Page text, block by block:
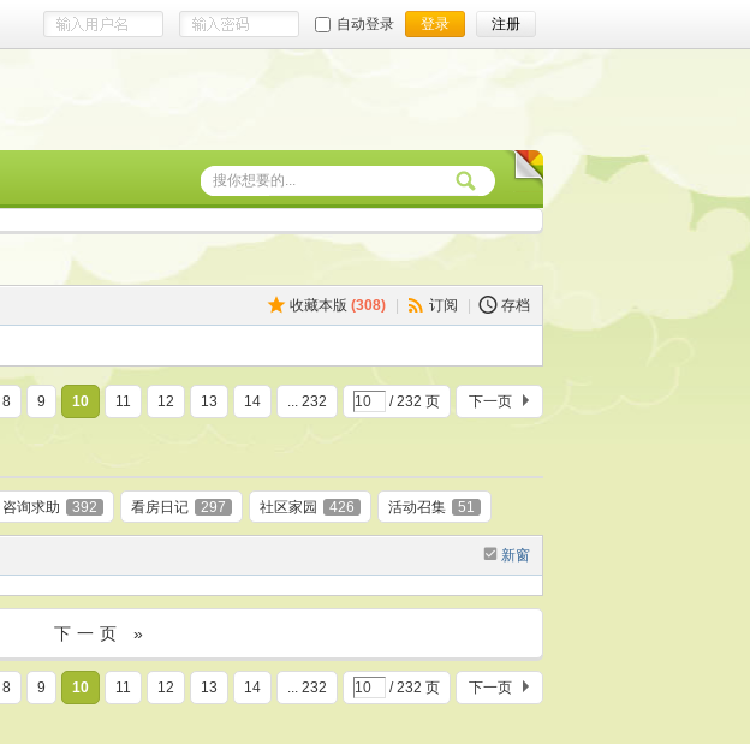
自动登录 登录 注册
收藏本版 (308) 订阅 存档
8 9 10 11 12 13 14 ... 232 / 232 页 下一页
咨询求助 392 看房日记 297 社区家园 426 活动召集 51
新窗
下一页 »
8 9 10 11 12 13 14 ... 232 / 232 页 下一页